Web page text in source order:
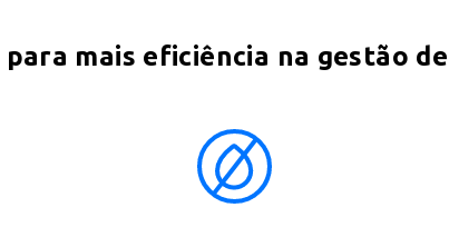
mais eficiência na gestão